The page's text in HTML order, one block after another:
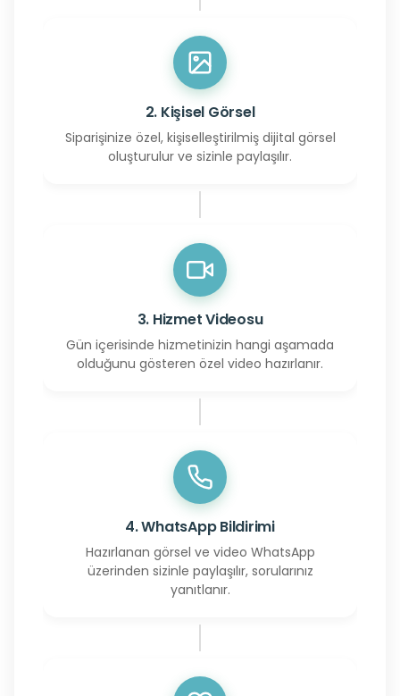
2. Kişisel Görsel
Siparişinize özel, kişiselleştirilmiş dijital görsel
oluşturulur ve sizinle paylaşılır.
3. Hizmet Videosu
Gün içerisinde hizmetinizin hangi aşamada
olduğunu gösteren özel video hazırlanır.
4. WhatsApp Bildirimi
Hazırlanan görsel ve video WhatsApp
üzerinden sizinle paylaşılır, sorularınız
yanıtlanır.